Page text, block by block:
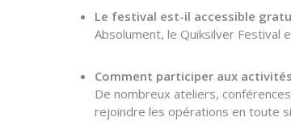
Le festival est-il accessible
Absolument, le Quiksilver Festival
Comment participer aux
De nombreux ateliers,
rejoindre les opérations en toute